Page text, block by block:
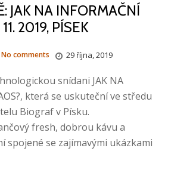
JAK NA INFORMAČNÍ
2019, PÍSEK
29 října, 2019
No comments
snídani JAK NA
která se uskuteční ve středu
Biograf v Písku.
fresh, dobrou kávu a
spojené se zajímavými ukázkami